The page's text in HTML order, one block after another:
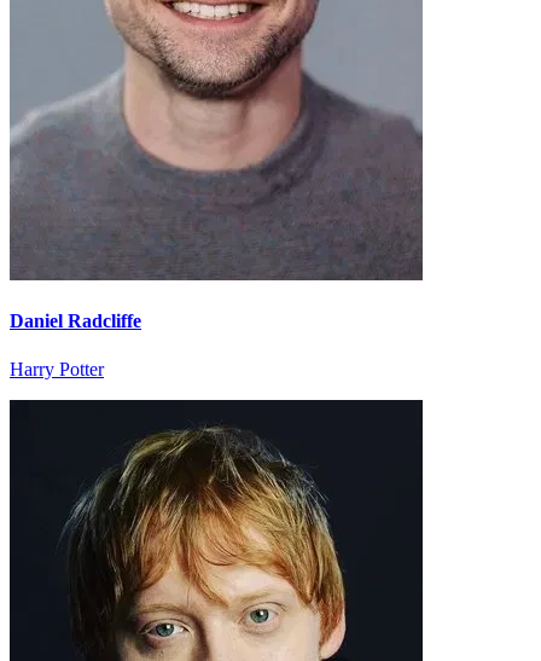
Daniel Radcliffe
Harry Potter